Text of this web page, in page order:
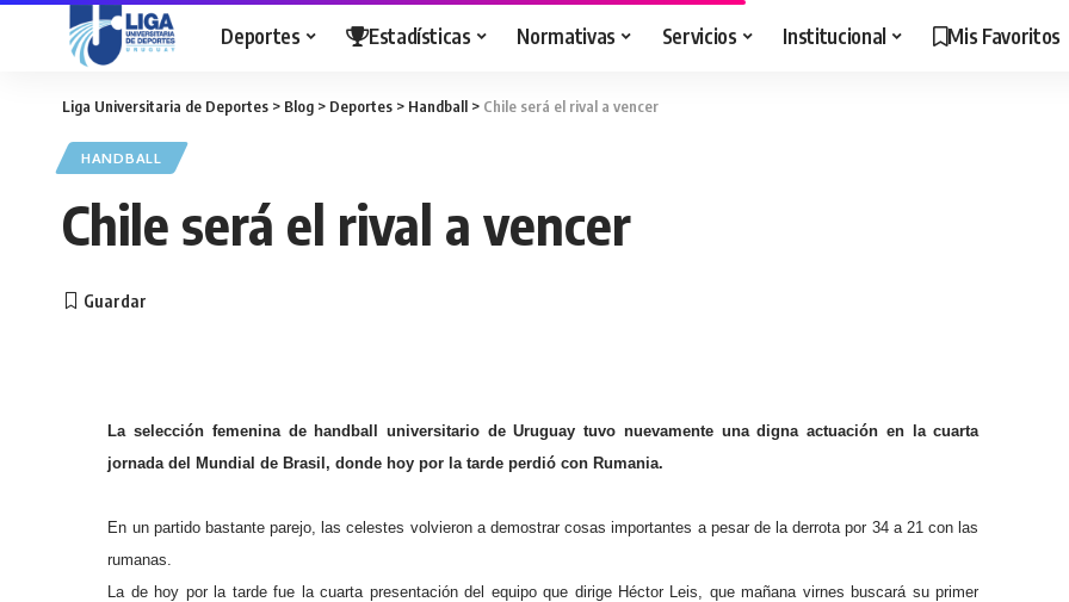
Deportes Estadísticas Normativas Servicios Institucional Mis Favoritos
Liga Universitaria de Deportes > Blog > Deportes > Handball > Chile será el rival a vencer
HANDBALL
Chile será el rival a vencer
La selección femenina de handball universitario de Uruguay tuvo nuevamente una digna actuación en la cuarta
jornada del Mundial de Brasil, donde hoy por la tarde perdió con Rumania.
En un partido bastante parejo, las celestes volvieron a demostrar cosas importantes a pesar de la derrota por 34 a 21 con las
rumanas.
La de hoy por la tarde fue la cuarta presentación del equipo que dirige Héctor Leis, que mañana virnes buscará su primer